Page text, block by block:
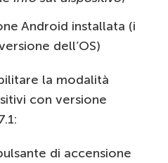
Android installata (i
dell’OS)
la modalità
con versione
di accensione